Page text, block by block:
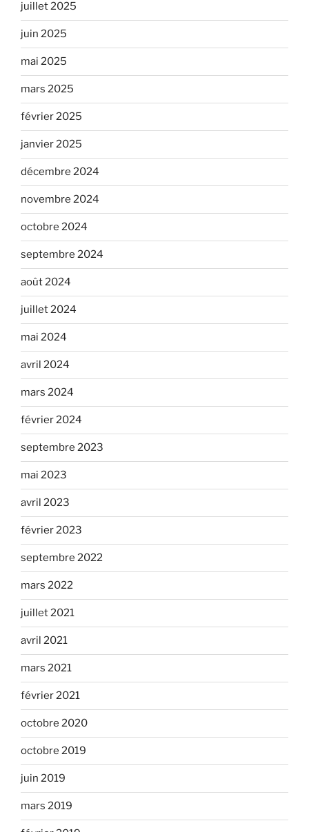
juillet 2025
juin 2025
mai 2025
mars 2025
février 2025
janvier 2025
décembre 2024
novembre 2024
octobre 2024
septembre 2024
août 2024
juillet 2024
mai 2024
avril 2024
mars 2024
février 2024
septembre 2023
mai 2023
avril 2023
février 2023
septembre 2022
mars 2022
juillet 2021
avril 2021
mars 2021
février 2021
octobre 2020
octobre 2019
juin 2019
mars 2019